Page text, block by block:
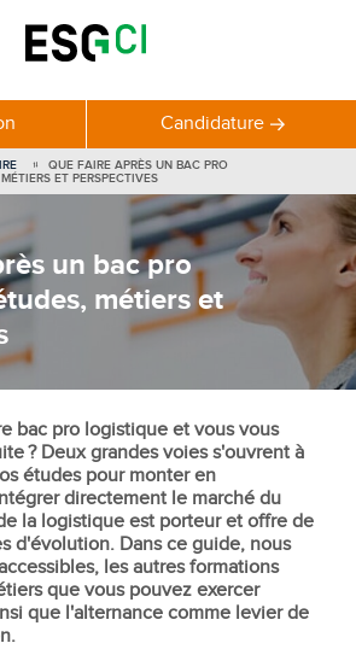
un bac pro
métiers et
QUE FAIRE APRÈS UN BAC PRO
ET PERSPECTIVES
bac pro logistique et vous vous
? Deux grandes voies s'ouvrent à
études pour monter en
directement le marché du
la logistique est porteur et offre de
d'évolution. Dans ce guide, nous
les autres formations
que vous pouvez exercer
que l'alternance comme levier de
Candidature